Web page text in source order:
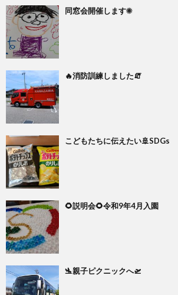
同窓会開催します☀
🔥消防訓練しました🧯
こどもたちに伝えたい🚢SDGs
🌻説明会🌻令和9年4月入園
🛬親子ピクニックへ🛫